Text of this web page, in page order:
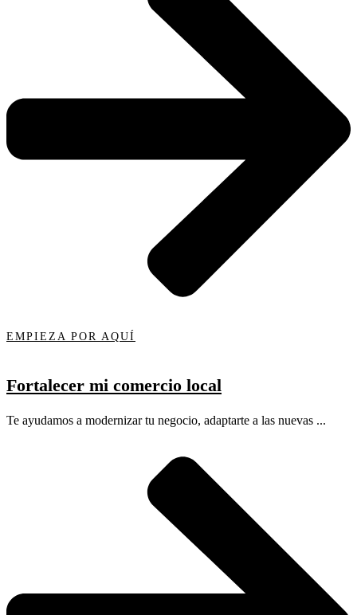
EMPIEZA POR AQUÍ
Fortalecer mi comercio local
Te ayudamos a modernizar tu negocio, adaptarte a las nuevas ...